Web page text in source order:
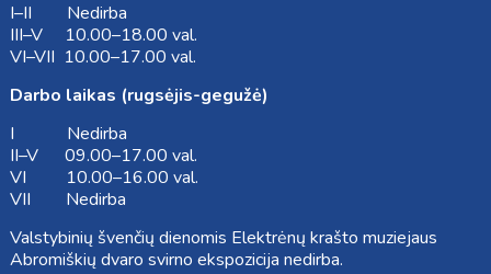
I–II Nedirba
III–V 10.00–18.00 val.
VI–VII 10.00–17.00 val.
Darbo laikas (rugsėjis-gegužė)
I Nedirba
II–V 09.00–17.00 val.
VI 10.00–16.00 val.
VII Nedirba
Valstybinių švenčių dienomis Elektrėnų krašto muziejaus
Abromiškių dvaro svirno ekspozicija nedirba.